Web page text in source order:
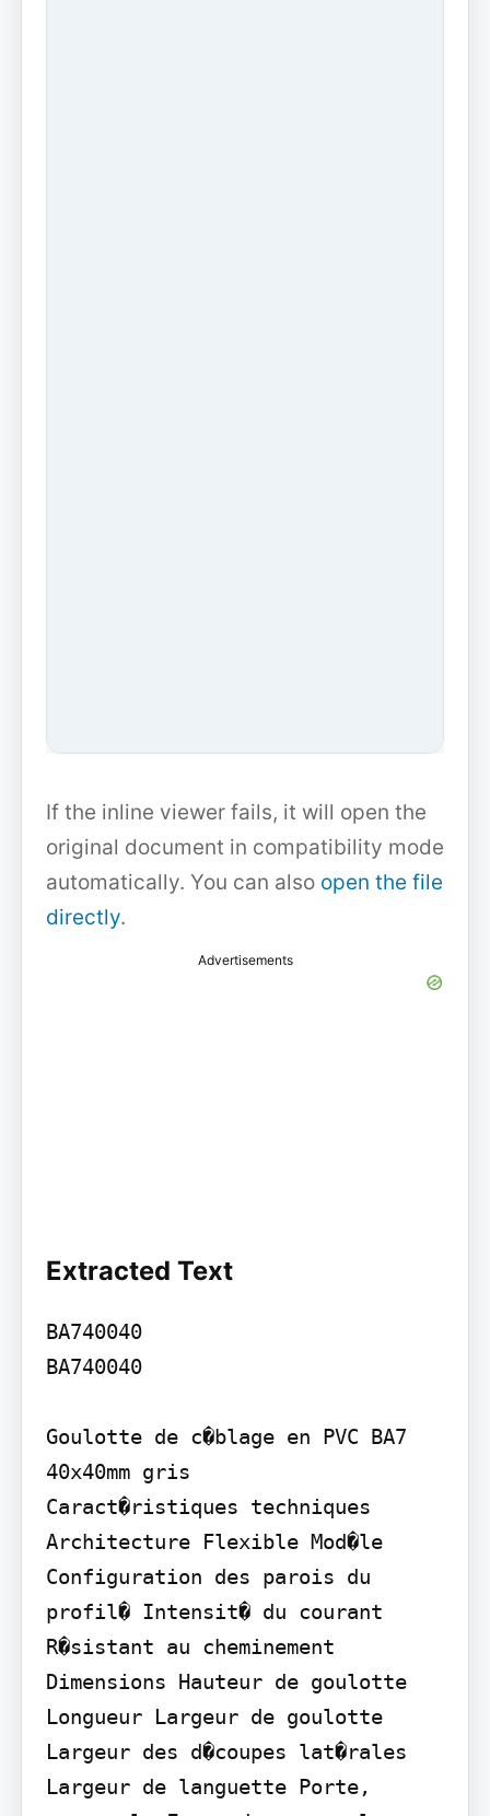
If the inline viewer fails, it will open the
original document in compatibility mode
automatically. You can also open the file
directly.
Advertisements
Extracted Text
BA740040
BA740040
Goulotte de c�blage en PVC BA7
40x40mm gris
Caract�ristiques techniques
Architecture Flexible Mod�le
Configuration des parois du
profil� Intensit� du courant
R�sistant au cheminement
Dimensions Hauteur de goulotte
Longueur Largeur de goulotte
Largeur des d�coupes lat�rales
Largeur de languette Porte,